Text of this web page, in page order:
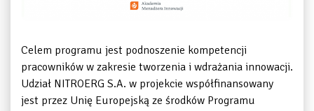
Celem programu jest podnoszenie kompetencji
pracowników w zakresie tworzenia i wdrażania innowacji.
Udział NITROERG S.A. w projekcie współfinansowany
jest przez Unię Europejską ze środków Programu